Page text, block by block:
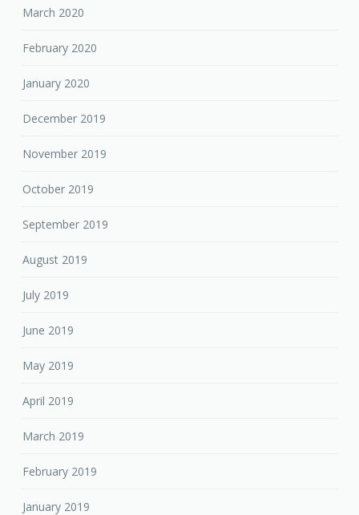
March 2020
February 2020
January 2020
December 2019
November 2019
October 2019
September 2019
August 2019
July 2019
June 2019
May 2019
April 2019
March 2019
February 2019
January 2019